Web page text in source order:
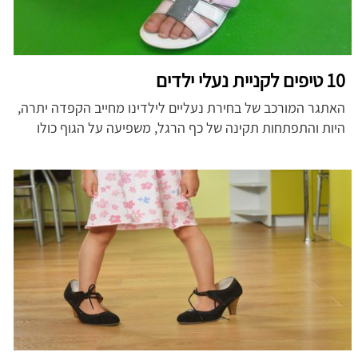
10 טיפים לקניית נעלי ילדים
האתגר המורכב של בחירת נעליים לילדינו מחייב הקפדה יתרה,
היות והתפתחות תקינה של כף הרגל, משפיעה על הגוף כולו